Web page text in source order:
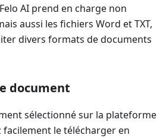
AI prend en charge non
aussi les fichiers Word et TXT,
divers formats de documents
document
sélectionné sur la plateforme
facilement le télécharger en